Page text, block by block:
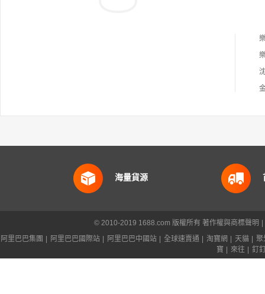
海量貨源
© 2010-2019 1688.com 版權所有 著作權與商標聲明
阿里巴巴集團
阿里巴巴國際站 阿里巴巴中國站 全球速賣通 淘寶網 天貓
聚
寶
來往 釘